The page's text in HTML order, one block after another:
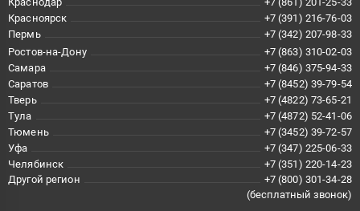
Красноярск
+7 (391) 216-76-03
Пермь
+7 (342) 207-98-33
Ростов-на-Дону
+7 (863) 310-02-03
Самара
+7 (846) 375-94-33
Саратов
+7 (8452) 39-79-54
Тверь
+7 (4822) 73-65-21
Тула
+7 (4872) 52-41-06
Тюмень
+7 (3452) 39-72-57
Уфа
+7 (347) 225-06-33
Челябинск
+7 (351) 220-14-23
Другой регион
+7 (800) 301-34-28
(бесплатный звонок)